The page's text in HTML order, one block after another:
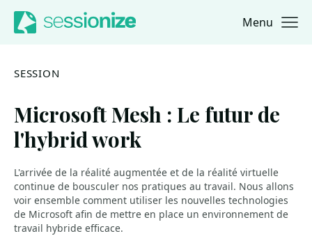
Jump to navigation
Jump to content Menu
SESSION
Microsoft Mesh : Le futur de
l'hybrid work
L'arrivée de la réalité augmentée et de la réalité virtuelle
continue de bousculer nos pratiques au travail. Nous allons
voir ensemble comment utiliser les nouvelles technologies
de Microsoft afin de mettre en place un environnement de
travail hybride efficace.